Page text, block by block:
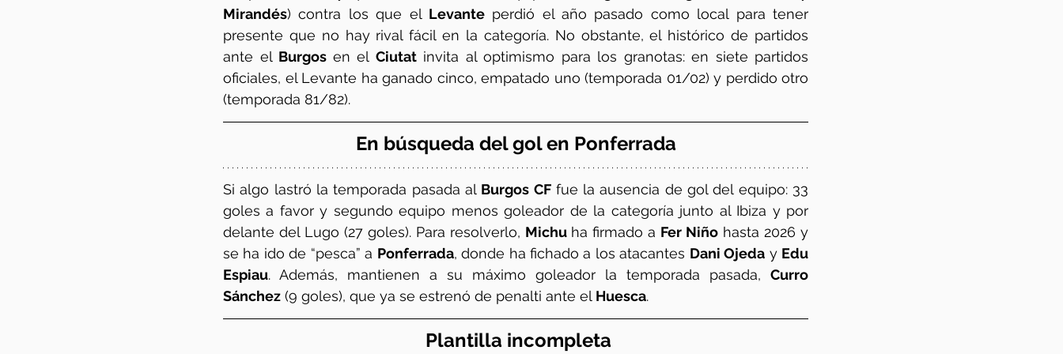
Mirandés) contra los que el Levante perdió el año pasado como local para tener
presente que no hay rival fácil en la categoría. No obstante, el histórico de partidos
ante el Burgos en el Ciutat invita al optimismo para los granotas: en siete partidos
oficiales, el Levante ha ganado cinco, empatado uno (temporada 01/02) y perdido otro
(temporada 81/82).
En búsqueda del gol en Ponferrada
Si algo lastró la temporada pasada al Burgos CF fue la ausencia de gol del equipo: 33
goles a favor y segundo equipo menos goleador de la categoría junto al Ibiza y por
delante del Lugo (27 goles). Para resolverlo, Michu ha firmado a Fer Niño hasta 2026 y
se ha ido de “pesca” a Ponferrada, donde ha fichado a los atacantes Dani Ojeda y Edu
Espiau. Además, mantienen a su máximo goleador la temporada pasada, Curro
Sánchez (9 goles), que ya se estrenó de penalti ante el Huesca.
Plantilla incompleta